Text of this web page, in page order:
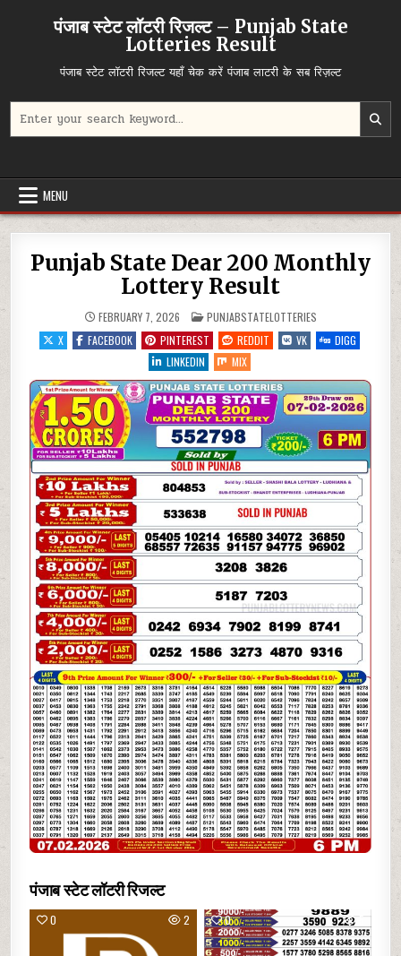
पंजाब स्टेट लॉटरी रिजल्ट – Punjab State
Lotteries Result
पंजाब स्टेट लॉटरी रिजल्ट यहाँ चेक करें पंजाब लाटरी के सब रिज़ल्ट
for:
MENU
Punjab State Dear 200 Monthly
Lottery Result
FEBRUARY 7, 2026 POSTED
IN
PUNJABSTATELOTTERIES
X
FACEBOOK PINTEREST REDDIT VK
DIGG
LINKEDIN
MIX
पंजाब स्टेट लॉटरी रिजल्ट
0 2 0 5